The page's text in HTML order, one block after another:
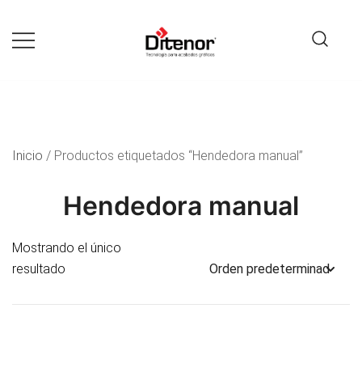
Inicio / Productos etiquetados “Hendedora manual”
Hendedora manual
Mostrando el único
resultado